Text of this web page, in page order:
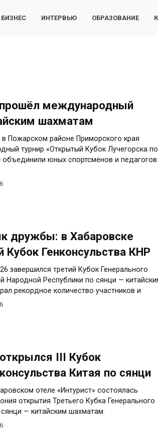
БИЗНЕС ИНТЕРВЬЮ ОБРАЗОВАНИЕ
международный
шахматам
Пожарском районе Приморского края
турнир «Открытый Кубок Лучегорска по
объединили юных спортсменов и педагогов
дружбы: в Хабаровске
Кубок Генконсульства КНР
завершился третий Кубок Генерального
Народной Республики по сянци —
рекордное количество участников и
III Кубок
Китая по сянци
отеле «Интурист» состоялась
открытия Третьего Кубка Генерального
— китайским шахматам.